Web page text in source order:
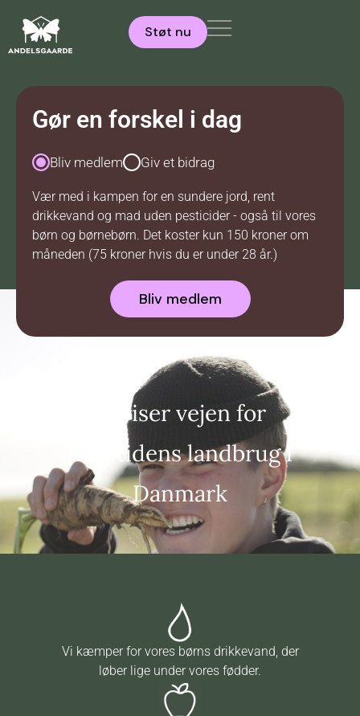
Støt nu
Vi viser vejen for
fremtidens landbrug i
Danmark
Gør en forskel i dag
Bliv medlem Giv et bidrag
Vær med i kampen for en sundere jord, rent
drikkevand og mad uden pesticider - også til vores
børn og børnebørn. Det koster kun 150 kroner om
måneden (75 kroner hvis du er under 28 år.)
Bliv medlem
Vi kæmper for vores børns drikkevand, der
løber lige under vores fødder.